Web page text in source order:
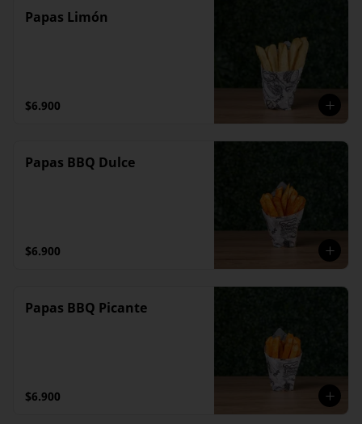
Papas Limón
$6.900
Papas BBQ Dulce
$6.900
Papas BBQ Picante
$6.900